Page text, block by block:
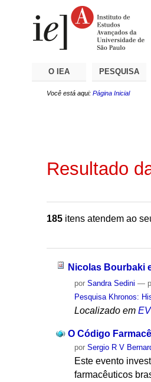
O IEA PESQUISA
Você está aqui: Página Inicial
Resultado
185 itens atendem ao
Nicolas Bourbaki
porSandra Sedini —
Pesquisa Khronos:
Localizado em
O Código
porSergio R V
Este evento
farmacêuticos